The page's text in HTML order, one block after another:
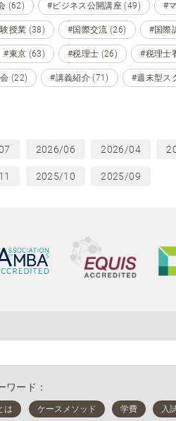
(62) #ビジネス公開講座 (49) #
授業 (38) #国際交流 (26) #国際
#東京 (63) #税理士 (26) #税理士
(22) #講義紹介 (71) #週末型ス
2026/06 2026/04
2025/10 2025/09
ワード：